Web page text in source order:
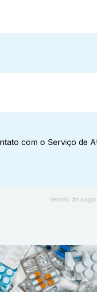
com o Serviço de
Versão da